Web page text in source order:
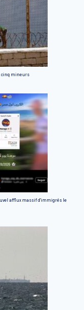
cinq mineurs
afflux massif d'immigrés le